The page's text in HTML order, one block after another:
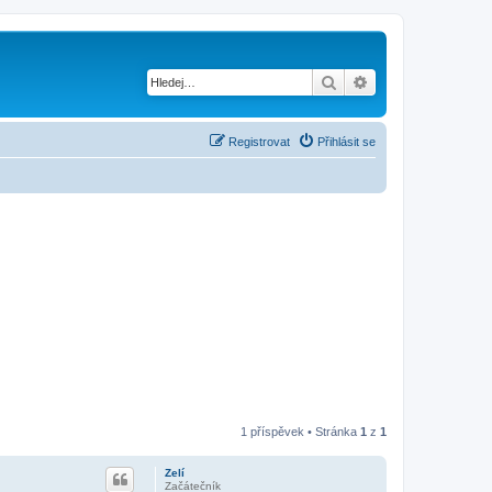
Hledat
Přihlásit se
Registrovat
1 příspěvek • Stránka 1 z 1
Zelí
Začátečník